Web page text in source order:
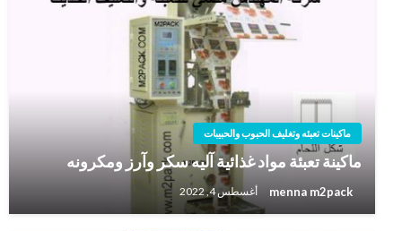
ماكينات تعبئه وتغليف الحبوب والحبيبات
ماكينة تعبئة مواد غذائية آليه سكر وآرز ومكرونه
menna m2pack أغسطس 4, 2022